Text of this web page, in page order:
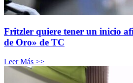
Fritzler quiere tener un inicio
de Oro» de TC
Leer Más >>